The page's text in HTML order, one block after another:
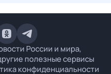
России и мира,
полезные сервисы
конфиденциальности